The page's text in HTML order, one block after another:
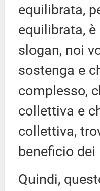
equilibrata,
equilibrata,
slogan, noi
sostenga e
complesso,
collettiva e
collettiva,
beneficio
Quindi,